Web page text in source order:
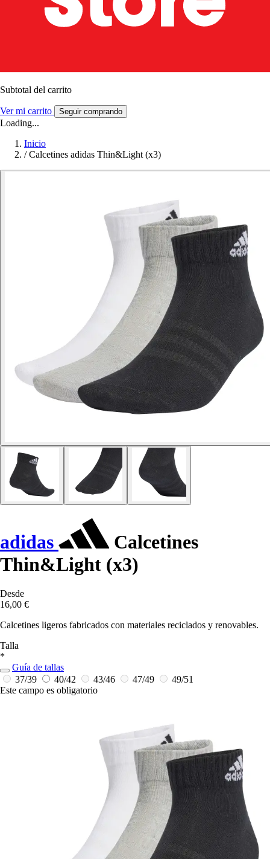
Subtotal del carrito
Ver mi carrito Seguir comprando
Loading...
Inicio
/ Calcetines adidas Thin&Light (x3)
adidas
Calcetines
Thin&Light (x3)
Desde
16,00 €
Calcetines ligeros fabricados con materiales reciclados y renovables.
Talla
*
Guía de tallas
37/39
40/42 43/46 47/49
49/51
Este campo es obligatorio